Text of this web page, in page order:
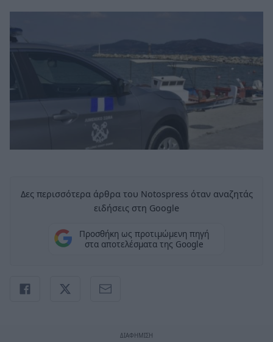
Δες περισσότερα άρθρα του Notospress όταν αναζητάς
ειδήσεις στη Google
Προσθήκη ως προτιμώμενη πηγή
στα αποτελέσματα της Google